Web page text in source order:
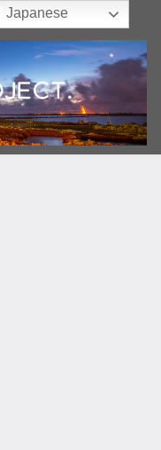
ログ
Japanese